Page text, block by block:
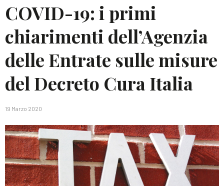
COVID-19: i primi
chiarimenti dell’Agenzia
delle Entrate sulle misure
del Decreto Cura Italia
19 Marzo 2020